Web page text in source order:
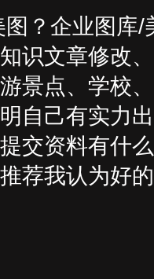
？企业图库/
识文章修改
景点、学校
自己有实力
交资料有什
荐我认为好